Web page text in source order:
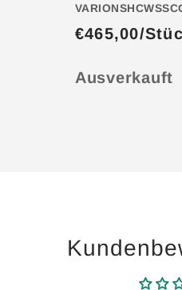
€465,00/
Anzahl
Ausverkauft